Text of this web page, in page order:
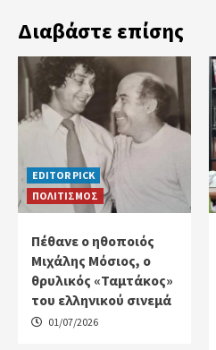
Διαβάστε επίσης
EDITOR PICK
ΠΟΛΙΤΙΣΜΟΣ
Πέθανε ο ηθοποιός
Μιχάλης Μόσιος, ο
θρυλικός «Ταμτάκος»
του ελληνικού σινεμά
01/07/2026